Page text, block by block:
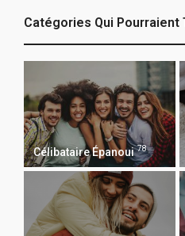
Catégories Qui Pourraient
Célibataire Épanoui 78